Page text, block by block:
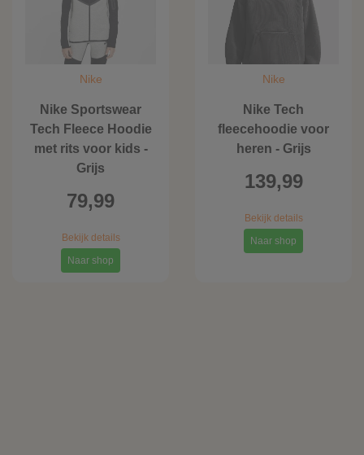
Nike
Nike Sportswear
Tech Fleece Hoodie
met rits voor kids -
Grijs
79,99
Bekijk details
Naar shop
Nike
Nike Tech
fleecehoodie voor
heren - Grijs
139,99
Bekijk details
Naar shop